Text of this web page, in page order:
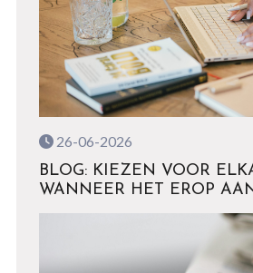
26-06-2026
BLOG: KIEZEN VOOR
WANNEER HET EROP